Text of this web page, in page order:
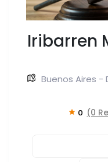
Iribarren
Buenos Aires -
0 (0